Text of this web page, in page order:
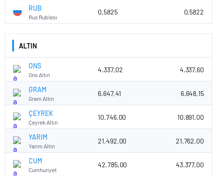
RUB
Rus Rublesi
0,5825 0,5822
ALTIN
ONS
Ons Altın
4.337,02 4.337,60
GRAM
Gram Altın
6.647,41 6.648,15
ÇEYREK
Çeyrek Altın
10.746,00 10.891,00
YARIM
Yarım Altın
21.492,00 21.762,00
CUM
Cumhuriyet
42.785,00 43.377,00